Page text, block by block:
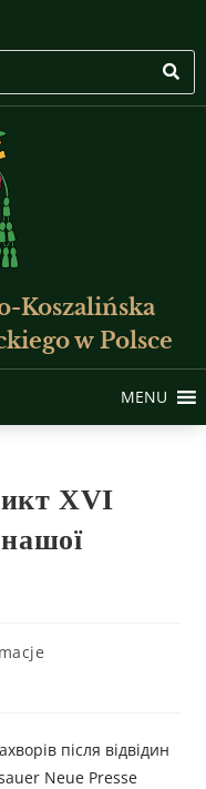
Koszalińska
w Polsce
MENU
XVI
нашої
після відвідин
Neue Presse